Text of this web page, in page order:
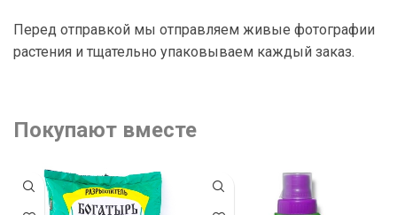
Перед отправкой мы отправляем живые фотографии
растения и тщательно упаковываем каждый заказ.
Покупают вместе